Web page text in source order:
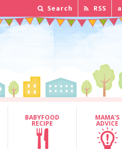
Search RSS
BABYFOOD
RECIPE
MAMA'S
ADVICE